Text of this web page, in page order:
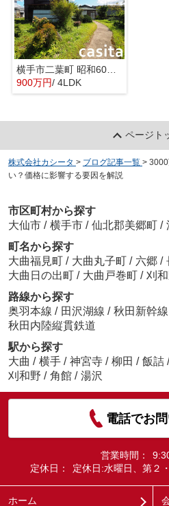
横手市二葉町 昭和60年新築の平家戸建て住宅 敷地面積は余裕の287坪
900万円/ 4LDK
ページト
株式会社カシータ > ブログ記事一覧 >
い？価格に影響する要因を解説
市区町村から探す
大仙市 / 横手市 / 仙北郡美郷町 /
町名から探す
大曲福見町 / 大曲丸子町 / 六郷 /
大曲日の出町 / 大曲戸巻町 / 刈
路線から探す
奥羽本線 / 田沢湖線 / 秋田新幹線
秋田内陸縦貫鉄道
駅から探す
大曲 / 横手 / 神宮寺 / 柳田 / 飯詰 /
刈和野 / 角館 / 湯沢
電話でお
営業時間：
定休日：
定休日:水曜日、第２
ホーム